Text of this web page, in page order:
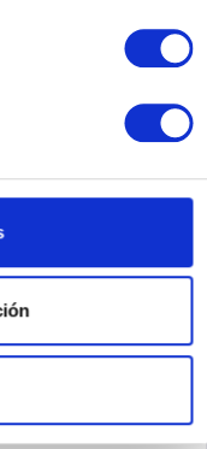
Steuerung der
aktive Überwachung.